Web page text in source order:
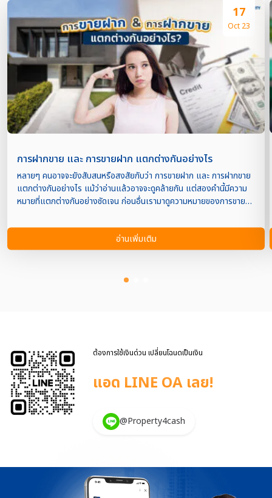
17
Oct 23
การฝากขาย และ การขายฝาก แตกต่างกันอย่างไร
หลายๆ คนอาจจะยังสับสนหรือสงสัยกับว่า การขายฝาก และ การฝากขาย
แตกต่างกันอย่างไร แม้ว่าอ่านแล้วอาจจะดูคล้ายกัน แต่สองคำนี้มีความ
หมายที่แตกต่างกันอย่างชัดเจน ก่อนอื่นเรามาดูความหมายของการขาย
ได้ไม่เข้าใจกันผิดกันอีกจ้า การขายฝาก คือ สัญญาการซื้อขายรูปแบบหนึ่ง
ซึ่งกรรมสิทธิ์ในทรัพย์สินจะตกแก่ผู้รับขายฝาก (นายทุน) ณ วันที่ทำสัญญา
ที่กรม ที่ดิน ภายใต้ข้อตกลงที่ว่า ผู้ขายฝากสามารถไถ่ถอนทรัพย์สินคืนได้
ทรัพย์สิน กรรมสิทธิ์นั้นจะตกเป็นของผู้รับฝาก(นายทุน) ทันที ส่วนการ ฝาก
และฝากขาย หัวข้อ ขายฝาก ฝากขาย ธุรกรรม การขายฝากและสามารถ
ไถ่ถอนทรัพย์สินนั้นคืนได้ ห […]
อ่านเพิ่มเติม
ต้องการใช้เงินด่วน เปลี่ยนโฉนดเป็นเงิน
แอด LINE OA เลย!
@Property4cash